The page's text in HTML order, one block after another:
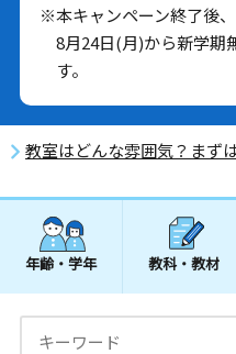
※本キャンペーン終了後、
8月24日(月)から新学期
す。
教室はどんな雰囲気？まず
年齢・学年 教科・教材